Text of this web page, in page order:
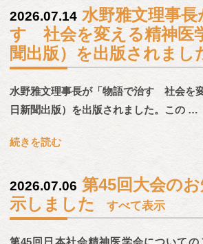
2026.07.14 水野雅文理事
す 社会を変える精神医
聞出版）を出版されまし
水野雅文理事長が「物語で治す 社会を
日新聞出版）を出版されました。この …
続きを読む
2026.07.06 第45回大会の
示しました
すべて表示
第45回日本社会精神医学会についての